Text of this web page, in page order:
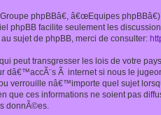
phpBBâ€, â€œEquipes
phpBB facilite seulement les
sujet de phpBB, merci de consulter:
peut transgresser les lois de votre
Ã internet si nous le
verrouille nâ€™importe quel sujet
ces informations ne soient pas
donnÃ©es.